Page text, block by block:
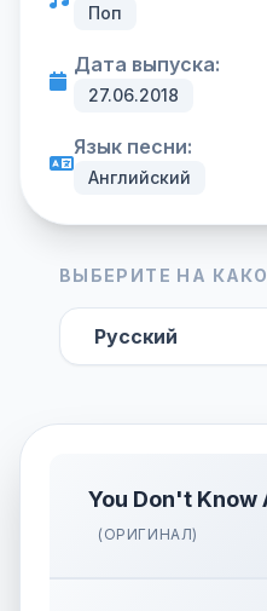
Поп
Дата выпуска:
27.06.2018
Язык песни:
Английский
ВЫБЕРИТЕ НА
You Don't Know
(ОРИГИНАЛ)